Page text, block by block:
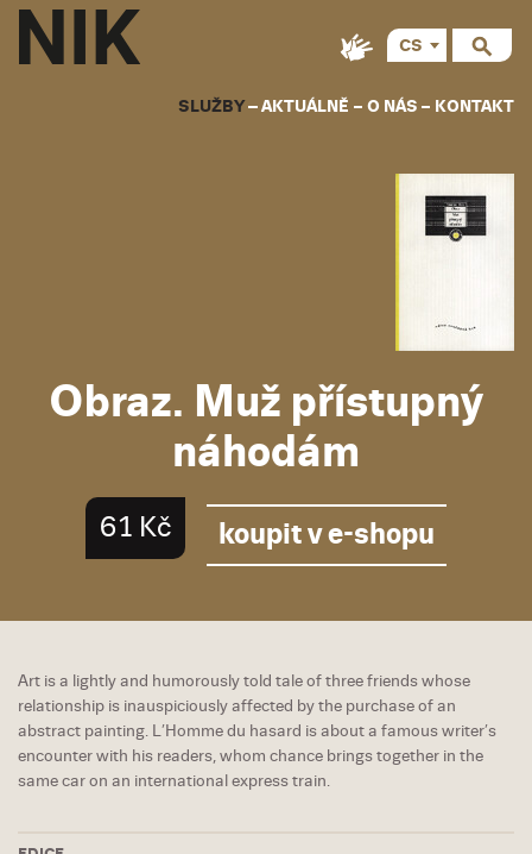
SLUŽBY AKTUÁLNĚ O NÁS KONTAKT
CS
Obraz. Muž přístupný
náhodám
61 Kč koupit v e-shopu
Art is a lightly and humorously told tale of three friends whose
relationship is inauspiciously affected by the purchase of an
abstract painting. L’Homme du hasard is about a famous writer’s
encounter with his readers, whom chance brings together in the
same car on an international express train.